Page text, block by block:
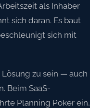
als Inhaber
sich daran. Es baut
sich mit
zu sein — auch
Beim SaaS-
Planning Poker ein,